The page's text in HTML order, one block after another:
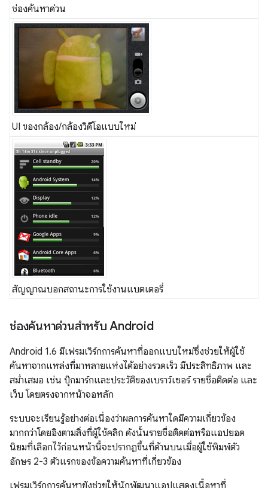
ช่องค้นหาด่วน
UI ของกล้อง/กล้องวิดีโอแบบใหม่
สัญญาณบอกสถานะการใช้งานแบตเตอรี่
ช่องค้นหาด่วนสำหรับ Android
Android 1.6 มีเฟรมเวิร์กการค้นหาที่ออกแบบใหม่ซึ่งช่วยให้ผู้ใช้
ค้นหาจากแหล่งที่มาหลายแห่งได้อย่างรวดเร็ว มีประสิทธิภาพ และ
สม่ำเสมอ เช่น บุ๊กมาร์กและประวัติของเบราว์เซอร์ รายชื่อติดต่อ และ
เว็บ โดยตรงจากหน้าจอหลัก
ระบบจะเรียนรู้อย่างต่อเนื่องว่าผลการค้นหาใดมีความเกี่ยวข้อง
มากกว่าโดยอิงตามสิ่งที่ผู้ใช้คลิก ดังนั้นรายชื่อติดต่อหรือแอปยอด
นิยมที่เลือกไว้ก่อนหน้านี้จะปรากฏขึ้นที่ด้านบนเมื่อผู้ใช้พิมพ์ตัว
อักษร 2-3 ตัวแรกของข้อความค้นหาที่เกี่ยวข้อง
เฟรมเวิร์กการค้นหายังช่วยให้นักพัฒนาแอปแสดงเนื้อหาที่